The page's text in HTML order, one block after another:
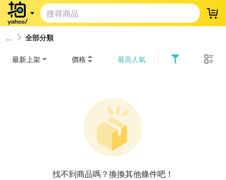
登
全部分類
最新上架 價格 最高人氣
找不到商品嗎？換換其他條件吧！